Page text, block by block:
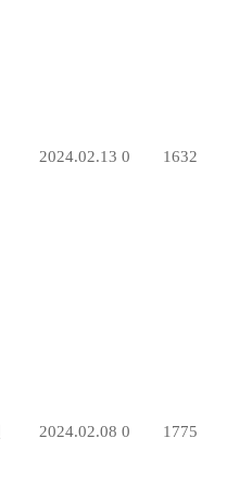
2024.02.13 0 1632
2024.02.08 0 1775